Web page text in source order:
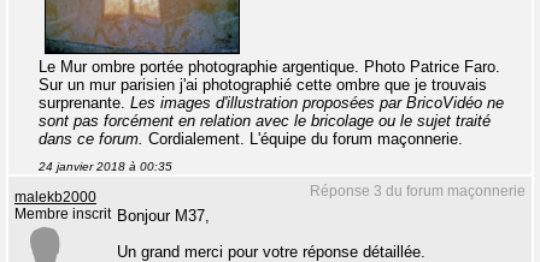
Le Mur ombre portée photographie argentique. Photo Patrice Faro.
Sur un mur parisien j'ai photographié cette ombre que je trouvais
surprenante. Les images d'illustration proposées par BricoVidéo ne
sont pas forcément en relation avec le bricolage ou le sujet traité
dans ce forum. Cordialement. L'équipe du forum maçonnerie.
24 janvier 2018 à 00:35
Réponse 3 du forum maçonnerie
malekb2000
Membre inscrit Bonjour M37,
Un grand merci pour votre réponse détaillée.